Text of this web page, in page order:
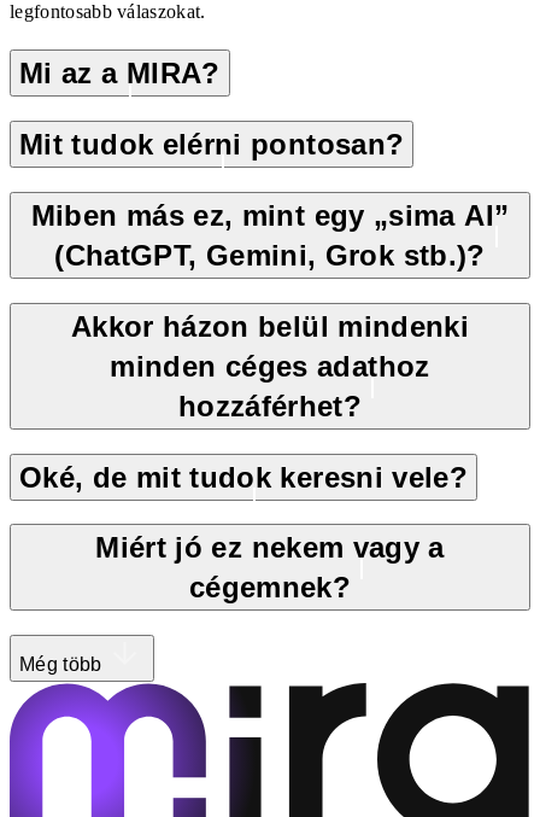
legfontosabb válaszokat.
Mi az a MIRA?
Mit tudok elérni pontosan?
Miben más ez, mint egy „sima AI”
(ChatGPT, Gemini, Grok stb.)?
Akkor házon belül mindenki
minden céges adathoz
hozzáférhet?
Oké, de mit tudok keresni vele?
Miért jó ez nekem vagy a
cégemnek?
Még több